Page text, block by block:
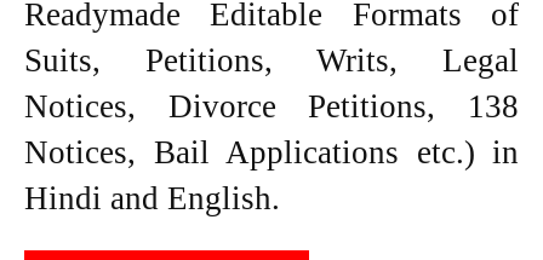
Readymade Editable Formats of
Suits, Petitions, Writs, Legal
Notices, Divorce Petitions, 138
Notices, Bail Applications etc.) in
Hindi and English.